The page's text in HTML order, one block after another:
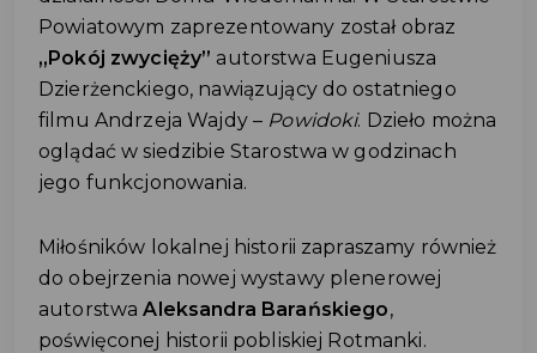
Powiatowym zaprezentowany został obraz
„Pokój zwycięży” autorstwa Eugeniusza
Dzierżenckiego, nawiązujący do ostatniego
filmu Andrzeja Wajdy – Powidoki. Dzieło można
oglądać w siedzibie Starostwa w godzinach
jego funkcjonowania.
Miłośników lokalnej historii zapraszamy również
do obejrzenia nowej wystawy plenerowej
autorstwaAleksandra Barańskiego,
poświęconej historii pobliskiej Rotmanki.